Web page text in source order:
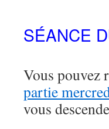
SÉANCE
Vous pouvez
partie
vous